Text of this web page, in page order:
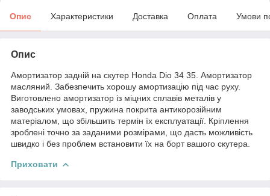
Опис Характеристики Доставка Оплата Умови
Опис
Амортизатор задній на скутер Honda Dio 34 35. Амортизатор
масляний. Забезпечить хорошу амортизацію під час руху.
Виготовлено амортизатор із міцних сплавів металів у
заводських умовах, пружина покрита антикорозійним
матеріалом, що збільшить термін їх експлуатації. Кріплення
зроблені точно за заданими розмірами, що дасть можливість
швидко і без проблем встановити їх на борт вашого скутера.
Приховати